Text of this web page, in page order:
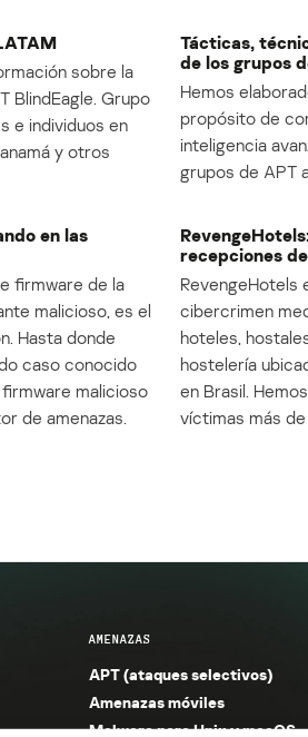
sobre la
BlindEagle. Grupo
e individuos en
y otros
Tácticas,
de los grupos
Hemos
propósito de
inteligencia
grupos de APT
en las
firmware de la
malicioso, es el
Hasta donde
caso conocido
malicioso
de amenazas.
recepciones
RevengeHotels
cibercrimen
hoteles,
hostelería
en Brasil.
víctimas más
AMENAZAS
APT (ataques selectivos)
Amenazas móviles
Malware para Unix y macOS